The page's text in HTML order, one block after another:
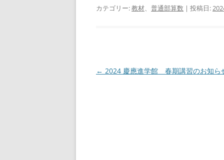
カテゴリー:教材、 普通部算数 | 投稿日:
投
← 2024 慶應進学館 春期講習のお知ら